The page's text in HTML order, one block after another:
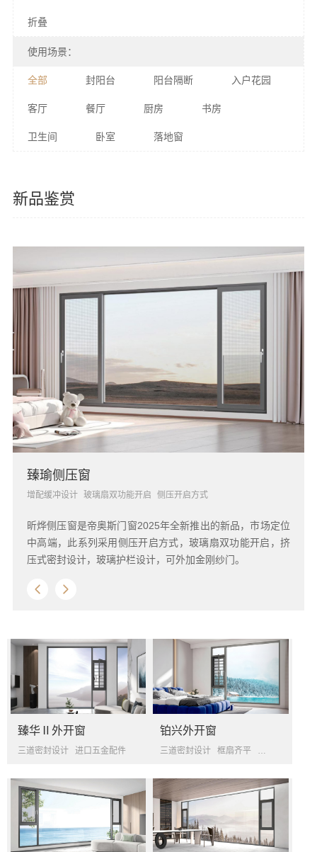
折叠
使用场景：
全部 封阳台 阳台隔断 入户花园
客厅 餐厅 厨房 书房
卫生间 卧室 落地窗
新品鉴赏
臻瑜侧压窗
增配缓冲设计 玻璃扇双功能开启 侧压开启方式
昕烨侧压窗是帝奥斯门窗2025年全新推出的新品，市场定位
中高端，此系列采用侧压开启方式，玻璃扇双功能开启，挤
压式密封设计，玻璃护栏设计，可外加金刚纱门。
臻华Ⅱ外开窗
三道密封设计 进口五金配件 可带开启式晾衣架
铂兴外开窗
三道密封设计 框扇齐平 性价比之王